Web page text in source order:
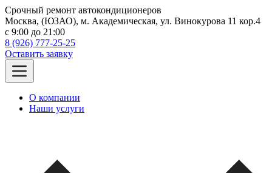
Срочный ремонт автокондиционеров
Москва, (ЮЗАО), м. Академическая, ул. Винокурова 11 кор.4
c 9:00 до 21:00
8 (926) 777-25-25
Оставить заявку
О компании
Наши услуги